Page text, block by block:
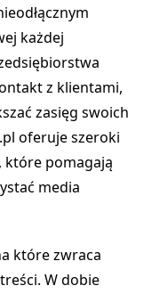
każdej
z klientami,
zasięg swoich
oferuje szeroki
które pomagają
media
które zwraca
W dobie